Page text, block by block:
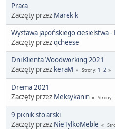
Praca
Zaczęty przez Marek k
Wystawa japońskiego ciesielstwa
Zaczęty przezqcheese
Dni Klienta Woodworking 2021
Zaczęty przez keraM Strony 1 2
Drema 2021
Zaczęty przez Meksykanin Strony
9 piknik stolarski
Zaczęty przez NieTylkoMeble